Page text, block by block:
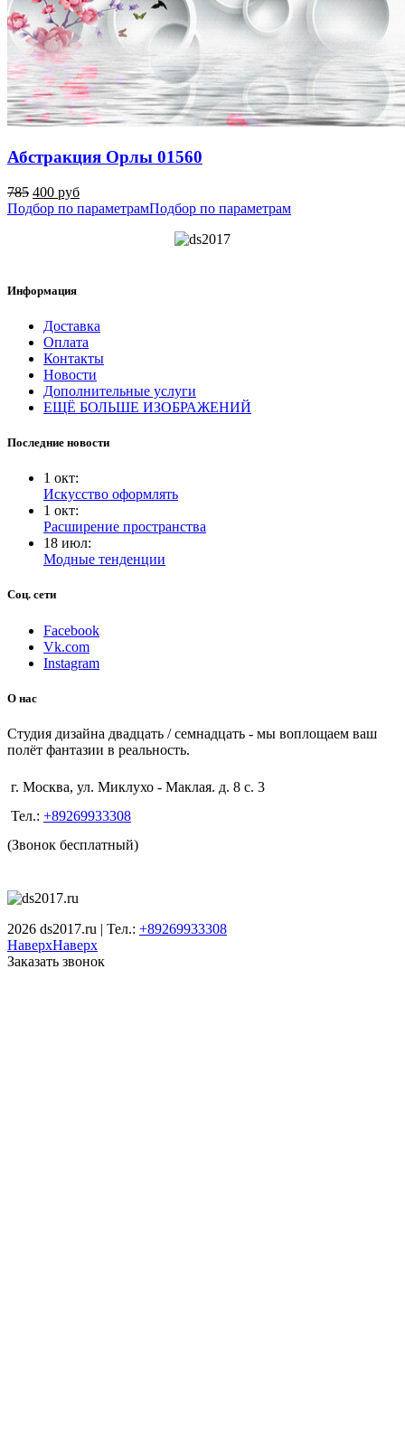
Абстракция Орлы 01560
785 400 руб
Подбор по параметрамПодбор по параметрам
Информация
Доставка
Оплата
Контакты
Новости
Дополнительные услуги
ЕЩЁ БОЛЬШЕ ИЗОБРАЖЕНИЙ
Последние новости
1 окт:
Искусство оформлять
1 окт:
Расширение пространства
18 июл:
Модные тенденции
Соц. сети
Facebook
Vk.com
Instagram
О нас
Студия дизайна двадцать / семнадцать - мы воплощаем ваш
полёт фантазии в реальность.
г. Москва, ул. Миклухо - Маклая. д. 8 с. 3
Тел.: +89269933308
(Звонок бесплатный)
2026 ds2017.ru | Тел.: +89269933308
НаверхНаверх
Заказать звонок